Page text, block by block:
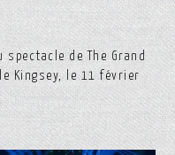
de The Grand
Kingsey, le 11 février